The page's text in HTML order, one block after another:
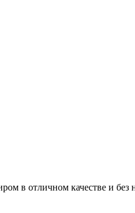
в отличном качестве и без